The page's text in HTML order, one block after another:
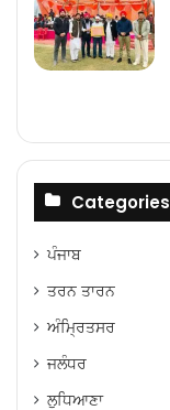
Categories
ਪੰਜਾਬ
ਤਰਨ ਤਾਰਨ
ਅੰਮ੍ਰਿਤਸਰ
ਜਲੰਧਰ
ਲੁਧਿਆਣਾ